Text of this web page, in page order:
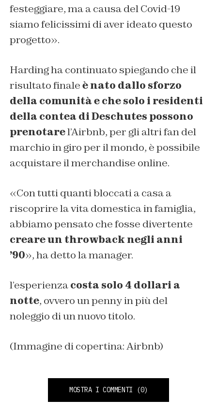
festeggiare, ma a causa del Covid-19
siamo felicissimi di aver ideato questo
progetto».
Harding ha continuato spiegando che il
risultato finaleè nato dallo sforzo
della comunità e che solo i residenti
della contea di Deschutes possono
prenotarel’Airbnb, per gli altri fan del
marchio in giro per il mondo, è possibile
acquistare il merchandise online.
«Con tutti quanti bloccati a casa a
riscoprire la vita domestica in famiglia,
abbiamo pensato che fosse divertente
creare un throwback negli anni
’90», ha detto la manager.
l’esperienzacosta solo 4 dollari a
notte, ovvero un penny in più del
noleggio di un nuovo titolo.
(Immagine di copertina: Airbnb)
MOSTRA I COMMENTI (0)